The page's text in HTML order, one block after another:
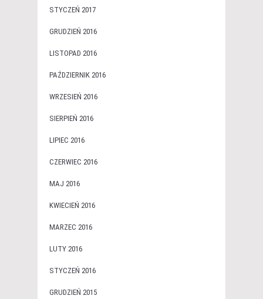
STYCZEŃ 2017
GRUDZIEŃ 2016
LISTOPAD 2016
PAŹDZIERNIK 2016
WRZESIEŃ 2016
SIERPIEŃ 2016
LIPIEC 2016
CZERWIEC 2016
MAJ 2016
KWIECIEŃ 2016
MARZEC 2016
LUTY 2016
STYCZEŃ 2016
GRUDZIEŃ 2015